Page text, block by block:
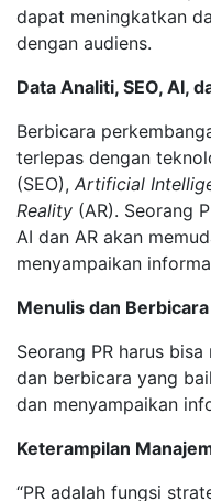
dapat meningkatkan
dengan audiens.
Data Analiti, SEO, AI,
Berbicara
terlepas dengan
(SEO), Artificial
Reality (AR). Seorang
AI dan AR akan
menyampaikan
Menulis dan Berbicara
Seorang PR harus
dan berbicara yang
dan menyampaikan
Keterampilan
“PR adalah fungsi